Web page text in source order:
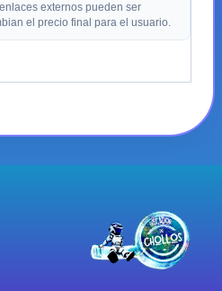
externos pueden ser
el precio final para el usuario.